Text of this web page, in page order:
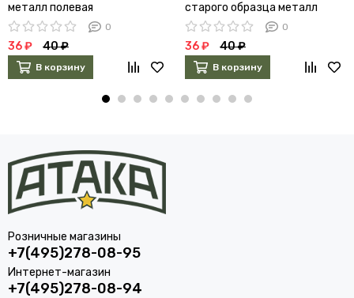
металл полевая
0
36 ₽ 40 ₽
В корзину
старого образца металл
золото
0
36 ₽ 40 ₽
В корзину
Розничные магазины
+7(495)278-08-95
Интернет-магазин
+7(495)278-08-94